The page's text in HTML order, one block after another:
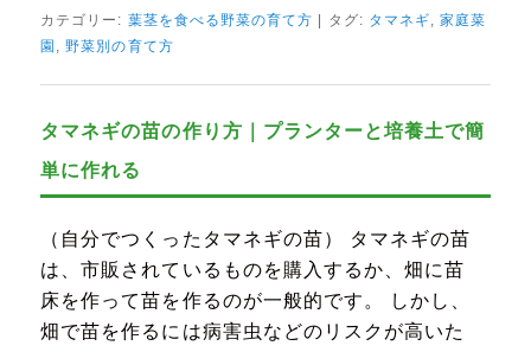
カテゴリー: 葉茎を食べる野菜の育て方 タグ: タマネギ,家庭菜
園 ,野菜別の育て方
タマネギの苗の作り方｜プランターと培養土で簡
単に作れる
（自分でつくったタマネギの苗） タマネギの苗
は、市販されているものを購入するか、畑に苗
床を作って苗を作るのが一般的です。 しかし、
畑で苗を作るには病害虫などのリスクが高いた